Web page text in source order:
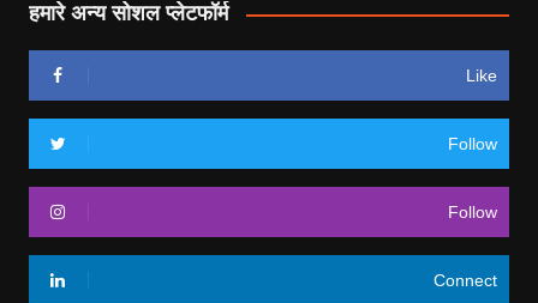
हमारे अन्य सोशल प्लेटफॉर्म
Like
Follow
Follow
Connect